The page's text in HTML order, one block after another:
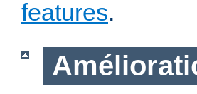
features.